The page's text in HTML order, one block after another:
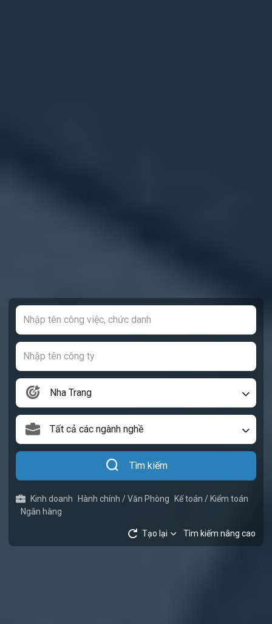
Nha Trang
Tất cả các ngành nghề
Tìm kiếm
Kinh doanh Hành chính / Văn Phòng Kế toán / Kiểm toán
Ngân hàng
Tạo lại Tìm kiếm nâng cao